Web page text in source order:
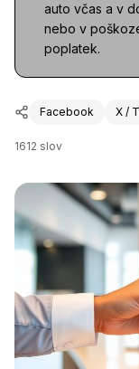
auto včas a v
nebo v
poplatek.
Facebook X /
1612 slov